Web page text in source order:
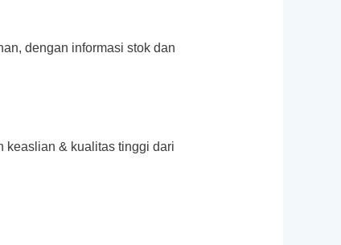
dengan informasi stok dan
keaslian & kualitas tinggi dari